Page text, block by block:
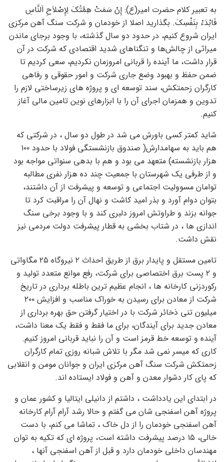
به تعبیر کلام حضرت امیر(ع): إِنْ سَمَتْ هِمَّتُکَ لِإِصْلاَحِ اَلنَّاسِ
فَابْدَءْ بِنَفْسِکَ. بگذارید اصلا از خودمان و شرکت سنگ آهن مرکزی
ایران شروع کنیم، در حدود دو سال گذشته، با وجود برجای ماندن
میراثی از چالش‌ها و تنگناهای شدید اقتصادی که شرکت در آن
قرار داشت، ما آینده را قربانی امروزمان نکردیم، سعی کردیم تا
ضمن حفظ و بهبود وضع جاری شرکت و امور حقوقی و رفاهی
کارگران زحمتکش، سند توسعه ای و پروژه های زیرساختی لازم را
تدوین و همزمان اجرای آن را با ابزارهای نوین تامین مالی آغاز
کنیم.
شاید کمتر کسی باورش می شد در طول دو سال ، در شرکتی که
هم باید به سهامدارش( صندوق بازنشستگی فولاد با حدود ۱۰۰
هزار بازنشسته) متعهد می بود و هم با بدهی سنواتی مواجه بود
و از طرفی یک شهرستان با جمعیت چند ده هزار نفری مطالبه
توامان مسوولیت اجتماعی و توسعه و پیشرفت از آن داشتند،
بتوان دوام آورد و بذر امید کاشت و نهال آن را مراقبت کرد تا
جوانه بزند و طراوتش امروز دلبری کند و با وجود برخی سنگ
اندازی ها ، در شتاب بخشی به قطار پیشرفت دولت مردمی نیز
نقش داشت.
تامین مستقل و پایدار برق از طریق احداث ۲ نیروگاه ۲۵ مگاواتی
و ۲ پست برق اختصاصی برای شرکت، رفع موانع متعدد تولید و
رکوردزنی کارخانه ها ، انجام عظیم ترین باطله برداری در تاریخ
شرکت از معادن برای رسیدن به خوراک مناسب و افزایش ۲۰۰
میلیون تنی ذخائر شرکت با در اختیار گرفتن حق بهره برداری از
معادن جدید برای آیندگان، برای ما فقط و فقط یک معنا داشت،
آینده و توسعه خط قرمز است و آن را نباید قربانی امروز کنیم.
کاری که میسر نمی شد مگر با تلاش شبانه روزی تمام کارگران
زحمتکش شرکت سنگ آهن مرکزی ایران و جوانان مومن و انقلابی
که پای کار دشوار معدن و آهن و فولاد ایستاده اند.
در ابتدای این یادداشت ، داشتم از دانیلی ایتالیا و کشور عمان و
پروژه آهن اسفنجی شان می گفتم و حالا رشد آرام آرام کارخانه
آهن اسفنجی خودمان را از دل خاک ، تماشا می کنم، با دست
خالی، ۱۵ درصد پیشرفت داشته است، پروژه ای که تکیه به توان
مهندسان داخلی خودمان دارد و قبل از آهن اسفنجی آنها ،